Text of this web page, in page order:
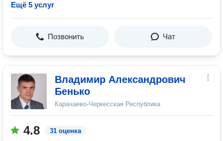
Ещё 5 услуг
Позвонить Чат
Владимир Александрович
Бенько
Карачаево-Черкесская Республика
4.8 31 оценка